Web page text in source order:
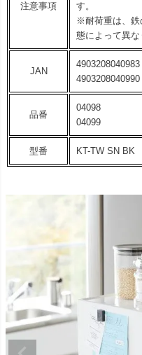
注意事項
す。
※耐荷重は、鉄
態によって異な
JAN
4903208040983
4903208040990
品番
04098
04099
型番 KT-TW SN BK